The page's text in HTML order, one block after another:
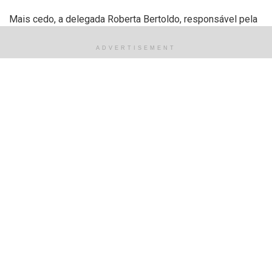
Mais cedo, a delegada Roberta Bertoldo, responsável pela
suspeita. “Se supõe que ele tenha sido asfixiado, ou seja,
ADVERTISEMENT